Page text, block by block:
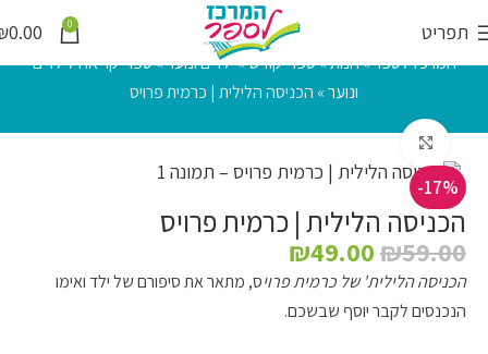
תפריט 0
0.00
המרכז לספר»חנות»ספרי קודש»ילדים ונוער»ספרי קריאה לילדים
ונוער» הכניסה הלילית | כרמית פרויס
הכניסה הלילית | כרמית פרויס
₪59.00
₪49.00
הכניסה הלילית' של כרמית פרויס, מתאר את סיפורם של ילד ואימו
הנכנסים לקבר יוסף שבשכם.
-17%